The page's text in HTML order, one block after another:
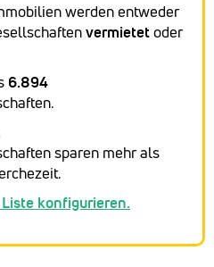
werden entweder
vermietetoder
6.894
sparen mehr als
konfigurieren.